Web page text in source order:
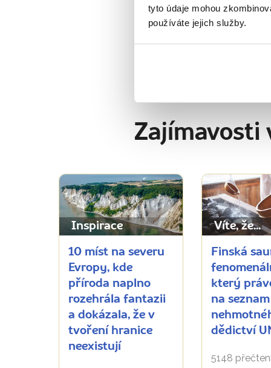
tyto údaje mohou
používáte jejich služby.
„Ráda
vím,
Zajímavosti
Inspirace
10 míst na severu
Evropy, kde
příroda naplno
rozehrála fantazii
a dokázala, že v
tvoření hranice
neexistují
Víte, že...
Finská
který
na seznam
dědictví
5148